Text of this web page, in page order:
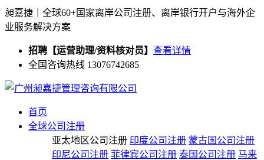
昶嘉捷｜全球60+国家离岸公司注册、离岸银行开户与海外企
业服务解决方案
招聘【运营助理/资料核对员】 查看详情
全国咨询热线 13076742685
首页
全球公司注册
亚太地区公司注册 印度公司注册 蒙古国公司注册
印尼公司注册 菲律宾公司注册 泰国公司注册 马来